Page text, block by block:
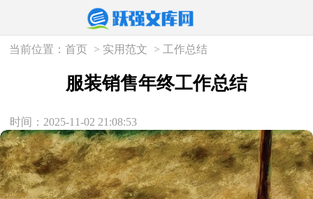
当前位置：首页 > 实用范文 > 工作总结
服装销售年终工作总结
时间：2025-11-02 21:08:53